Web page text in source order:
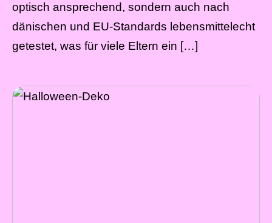
optisch ansprechend, sondern auch nach
dänischen und EU-Standards lebensmittelecht
getestet, was für viele Eltern ein […]